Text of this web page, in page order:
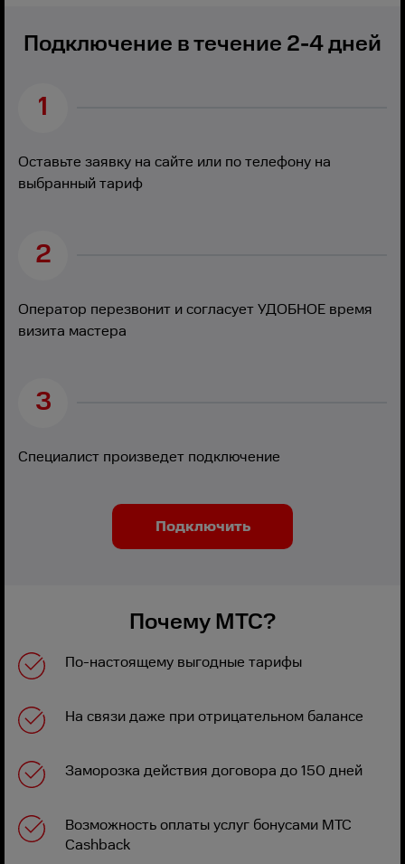
Подключение в течение 2-4 дней
1
Оставьте заявку на сайте или по телефону на
выбранный тариф
2
Оператор перезвонит и согласует УДОБНОЕ время
визита мастера
3
Специалист произведет подключение
Подключить
Почему МТС?
По-настоящему выгодные тарифы
На связи даже при отрицательном балансе
Заморозка действия договора до 150 дней
Возможность оплаты услуг бонусами МТС
Cashback